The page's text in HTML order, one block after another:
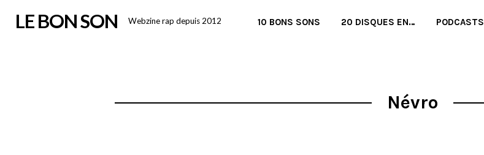
LE BON SON Webzine rap depuis 2012 10 BONS SONS 20 DISQUES EN… PODCASTS
Névro